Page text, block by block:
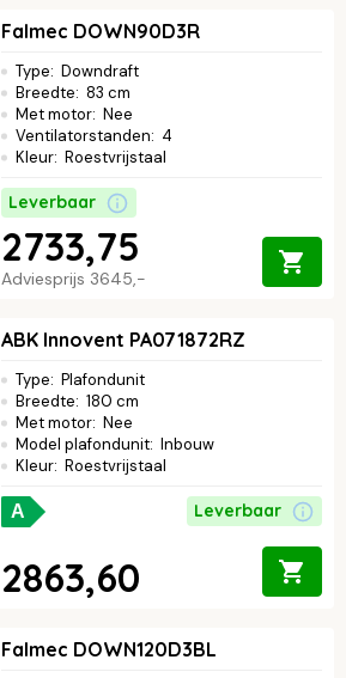
Falmec DOWN90D3R
Type: Downdraft
Breedte: 83 cm
Met motor: Nee
Ventilatorstanden: 4
Kleur: Roestvrijstaal
Leverbaar
Adviesprijs 3645,-
2733,75
ABK Innovent PA071872RZ
Type: Plafondunit
Breedte: 180 cm
Met motor: Nee
Model plafondunit: Inbouw
Kleur: Roestvrijstaal
A Leverbaar
2863,60
Falmec DOWN120D3BL